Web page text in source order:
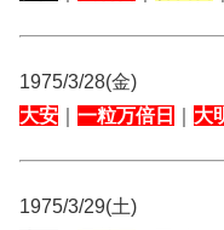
1975/3/28(金)
大安
一粒万倍日 大
1975/3/29(土)